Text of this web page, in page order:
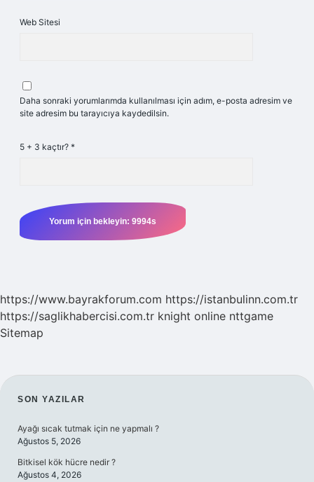
Web Sitesi
Daha sonraki yorumlarımda kullanılması için adım, e-posta adresim ve
site adresim bu tarayıcıya kaydedilsin.
5 + 3 kaçtır? *
https://www.bayrakforum.com https://istanbulinn.com.tr
https://saglikhabercisi.com.tr knight online nttgame
Sitemap
SIDEBAR
SON YAZILAR
Ayağı sıcak tutmak için ne yapmalı ?
Ağustos 5, 2026
Bitkisel kök hücre nedir ?
Ağustos 4, 2026